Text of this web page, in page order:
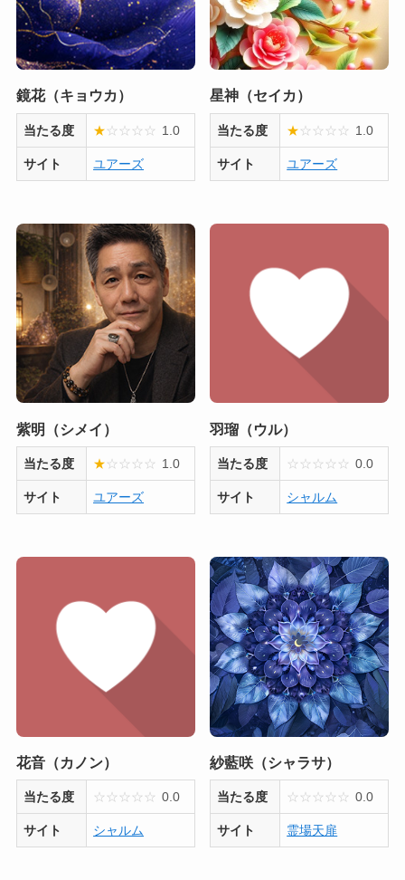
鏡花（キョウカ）
当たる度 ★☆ ☆ ☆ ☆ 1.0
サイト ユアーズ
星神（セイカ）
当たる度 ★☆ ☆ ☆ ☆ 1.0
サイト ユアーズ
紫明（シメイ）
当たる度 ★☆ ☆ ☆ ☆ 1.0
サイト ユアーズ
羽瑠（ウル）
当たる度 ☆ ☆ ☆ ☆ ☆ 0.0
サイト シャルム
花音（カノン）
当たる度 ☆ ☆ ☆ ☆ ☆ 0.0
サイト シャルム
紗藍咲（シャラサ）
当たる度 ☆ ☆ ☆ ☆ ☆ 0.0
サイト 霊場天扉